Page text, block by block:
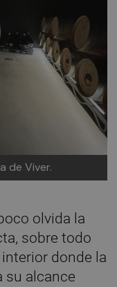
de Viver.
olvida la
sobre todo
donde la
su alcance